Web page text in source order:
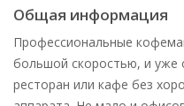
техники
Общая информация
Профессиональные
большой скоростью, и уже
ресторан или кафе без